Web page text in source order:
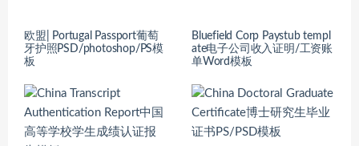
欧盟| Portugal Passport葡萄
牙护照PSD/photoshop/PS模
板
Bluefield Corp Paystub templ
ate电子公司收入证明/工资账
单Word模板